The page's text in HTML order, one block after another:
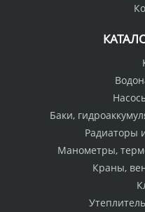
Баки,
Радиаторы
Манометры,
Краны,